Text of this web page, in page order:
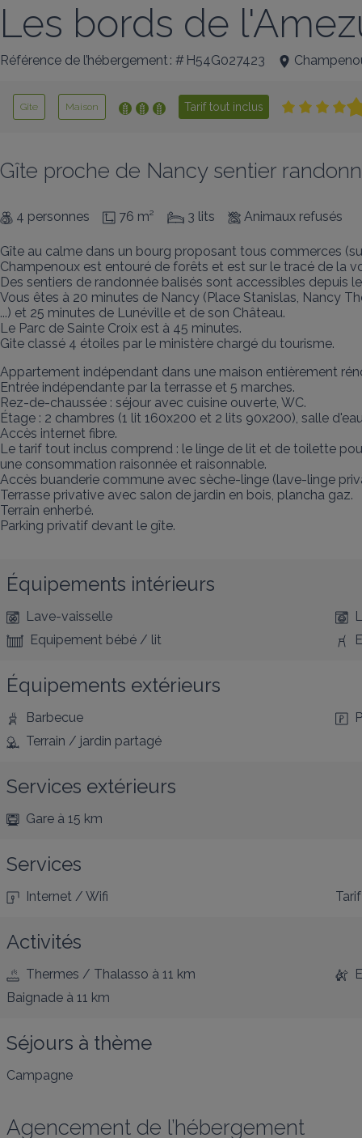
Les bords de
Référence de l’hébergement : # H54G027423
Gîte Maison Tarif tout inclus
Gîte proche de Nancy sentier
4 personnes 76 m² 3 lits Animaux refusés
Gîte au calme dans un bourg proposant tous commerces
Champenoux est entouré de forêts et est sur le tracé de la
Des sentiers de randonnée balisés sont accessibles depuis
Vous êtes à 20 minutes de Nancy (Place Stanislas, Nancy
...) et 25 minutes de Lunéville et de son Château.
Le Parc de Sainte Croix est à 45 minutes.
Gite classé 4 étoiles par le ministère chargé du tourisme.
Appartement indépendant dans une maison entièrement
Entrée indépendante par la terrasse et 5 marches.
Rez-de-chaussée : séjour avec cuisine ouverte, WC.
Étage : 2 chambres (1 lit 160x200 et 2 lits 90x200), salle
Accès internet fibre.
Le tarif tout inclus comprend : le linge de lit et de toilette
une consommation raisonnée et raisonnable.
Accès buanderie commune avec sèche-linge (lave-linge
Terrasse privative avec salon de jardin en bois, plancha gaz.
Terrain enherbé.
Parking privatif devant le gîte.
Équipements intérieurs
Lave-vaisselle
Equipement bébé / lit
Équipements extérieurs
Barbecue
Terrain / jardin partagé
Services extérieurs
Gare à 15 km
Services
Internet / Wifi
Activités
Thermes / Thalasso à 11 km
Baignade à 11 km
Séjours à thème
Campagne
Agencement de l’hébergement